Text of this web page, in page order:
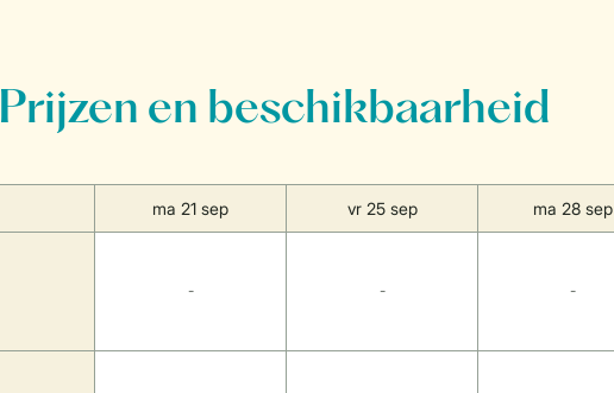
Prijzen en beschikbaarheid
ma 21 sep vr 25 sep ma 28 sep
- - -